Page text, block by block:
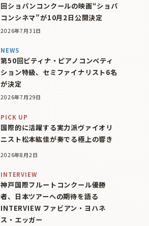
回ショパンコンクールの映画“ショパ
コンシネマ”が10月2日公開決定
2026年7月31日
NEWS
第50回ピティナ・ピアノコンペティ
ション特級、セミファイナリスト6名
が決定
2026年7月29日
PICK UP
国際的に活躍する実力派ヴァイオリ
ニスト松本紘佳が奏でる極上の響き
2026年8月2日
INTERVIEW
神戸国際フルートコンクール優勝
者、日本ツアーへの期待を語る
INTERVIEW ファビアン・ヨハネ
ス・エッガー